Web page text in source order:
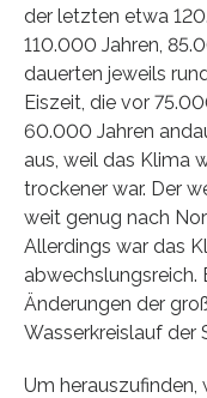
der letzten etwa
110.000 Jahren,
dauerten jeweils
Eiszeit, die vor
60.000 Jahren
aus, weil das Klima
trockener war. Der
weit genug nach
Allerdings war das
abwechslungsreich.
Änderungen der
Wasserkreislauf der
Um herauszufinden,